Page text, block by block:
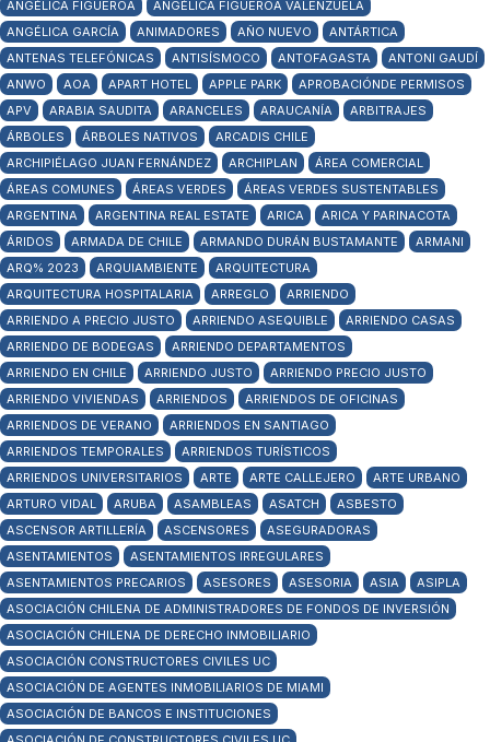
ANGÉLICA FIGUEROA
ANGÉLICA FIGUEROA VALENZUELA
ANGÉLICA GARCÍA
ANIMADORES AÑO NUEVO
ANTÁRTICA
ANTENAS TELEFÓNICAS
ANTISÍSMOCO ANTOFAGASTA
ANTONI GAUDÍ
ANWO
AOA APART HOTEL APPLE PARK
APROBACIÓNDE PERMISOS
APV
ARABIA SAUDITA ARANCELES ARAUCANÍA
ARBITRAJES
ÁRBOLES
ÁRBOLES NATIVOS
ARCADIS CHILE
ARCHIPIÉLAGO JUAN FERNÁNDEZ
ARCHIPLAN
ÁREA COMERCIAL
ÁREAS COMUNES
ÁREAS VERDES
ÁREAS VERDES SUSTENTABLES
ARGENTINA
ARGENTINA REAL ESTATE ARICA
ARICA Y PARINACOTA
ÁRIDOS
ARMADA DE CHILE ARMANDO DURÁN BUSTAMANTE
ARMANI
ARQ% 2023
ARQUIAMBIENTE
ARQUITECTURA
ARQUITECTURA HOSPITALARIA
ARREGLO
ARRIENDO
ARRIENDO A PRECIO JUSTO
ARRIENDO ASEQUIBLE
ARRIENDO CASAS
ARRIENDO DE BODEGAS
ARRIENDO DEPARTAMENTOS
ARRIENDO EN CHILE
ARRIENDO JUSTO
ARRIENDO PRECIO JUSTO
ARRIENDO VIVIENDAS
ARRIENDOS
ARRIENDOS DE OFICINAS
ARRIENDOS DE VERANO
ARRIENDOS EN SANTIAGO
ARRIENDOS TEMPORALES
ARRIENDOS TURÍSTICOS
ARRIENDOS UNIVERSITARIOS
ARTE ARTE CALLEJERO
ARTE URBANO
ARTURO VIDAL
ARUBA ASAMBLEAS ASATCH
ASBESTO
ASCENSOR ARTILLERÍA
ASCENSORES
ASEGURADORAS
ASENTAMIENTOS
ASENTAMIENTOS IRREGULARES
ASENTAMIENTOS PRECARIOS
ASESORES ASESORIA ASIA
ASIPLA
ASOCIACIÓN CHILENA DE ADMINISTRADORES DE FONDOS DE INVERSIÓN
ASOCIACIÓN CHILENA DE DERECHO INMOBILIARIO
ASOCIACIÓN CONSTRUCTORES CIVILES UC
ASOCIACIÓN DE AGENTES INMOBILIARIOS DE MIAMI
ASOCIACIÓN DE BANCOS E INSTITUCIONES